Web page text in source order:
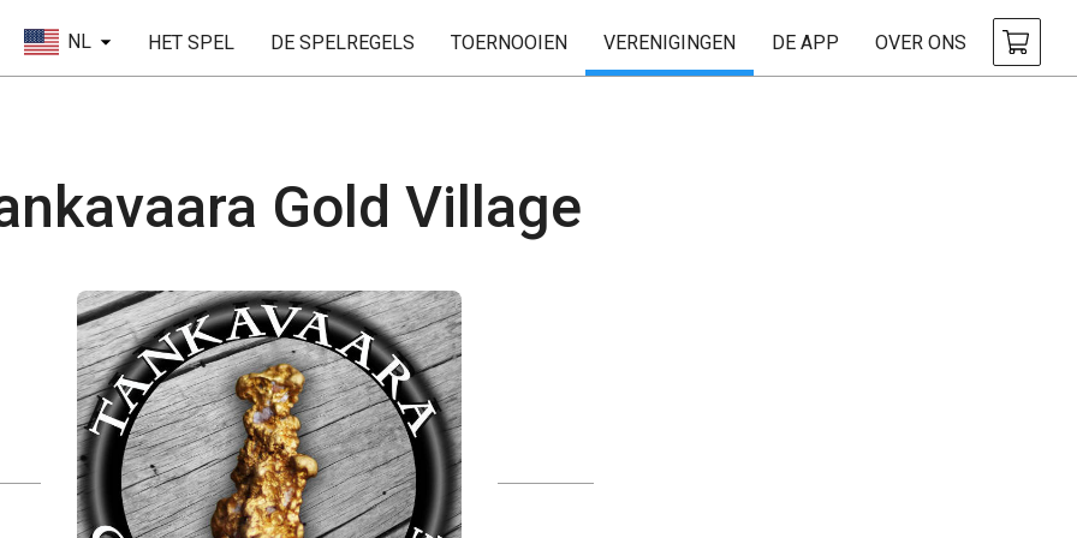
NL HET SPEL DE SPELREGELS TOERNOOIEN VERENIGINGEN DE APP OVER ONS
Gold Village